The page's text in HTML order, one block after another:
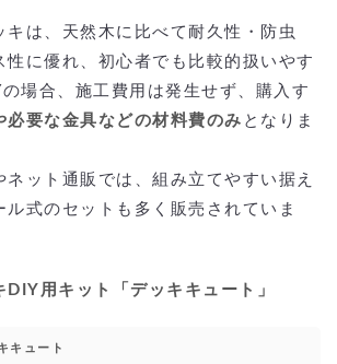
キは、天然木に比べて耐久性・防虫
性に優れ、初心者でも比較的扱いやす
場合、施工費用は発生せず、購入す
必要な金具などの材料費のみ となりま
ット通販では、組み立てやすい据え
ル式のセットも多く販売されていま
用キット「デッキキュート」
キュート